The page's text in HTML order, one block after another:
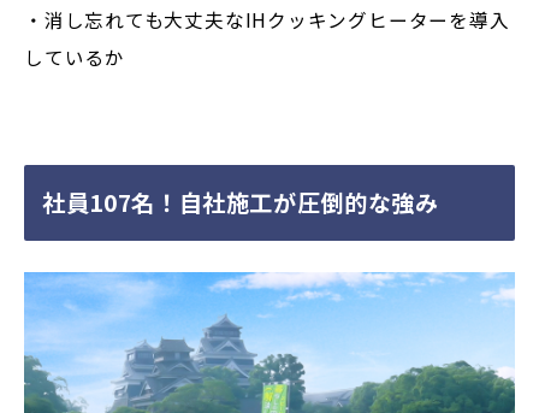
・消し忘れても大丈夫なIHクッキングヒーターを導入
しているか
社員107名！自社施工が圧倒的な強み